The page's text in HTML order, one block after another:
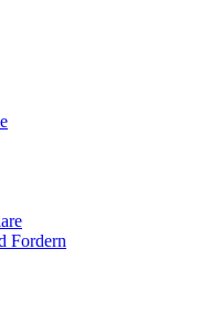
Fordern